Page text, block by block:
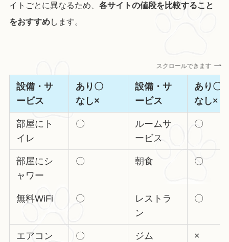
イトごとに異なるため、 各サイトの値段を比較すること
をおすすめします。
スクロールできます
設備・サ
ービス
あり〇
なし×
設備・サ
ービス
あり
なし×
部屋にト
イレ
〇
ルームサ
ービス
〇
部屋にシ
ャワー
〇 朝食 〇
無料WiFi 〇
レストラ
ン
〇
エアコン 〇 ジム ×